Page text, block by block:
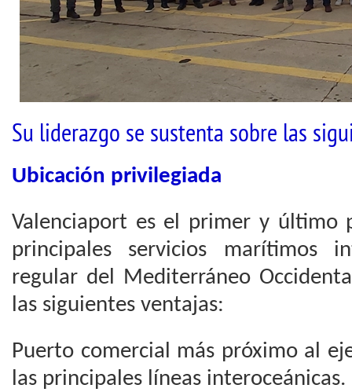
Su liderazgo se sustenta sobre las
Ubicación privilegiada
Valenciaport es el primer y último
principales servicios marítimos
regular del Mediterráneo
las siguientes ventajas:
Puerto comercial más próximo al
las principales líneas interoceánicas.